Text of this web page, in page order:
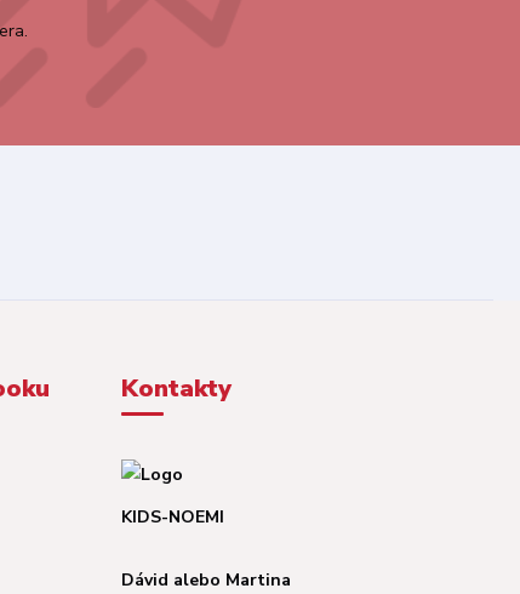
Kontakty
KIDS-NOEMI
Dávid alebo Martina